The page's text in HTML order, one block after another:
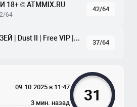
© ATMMIX.RU
64
42/64
Москва | v93 | КОЛИЗЕЙ | Dust II | Free VIP | tickrate 100
37/64
09.10.2025 в 11:47
3 мин. назад 31